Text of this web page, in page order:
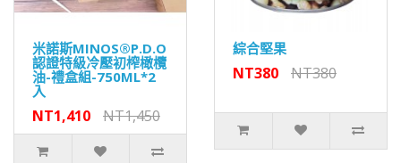
米諾斯MINOS®P.D.O
認證特級冷壓初榨橄欖
油-禮盒組-750ML*2
入
NT1,410 NT1,450
綜合堅果
NT380 NT380